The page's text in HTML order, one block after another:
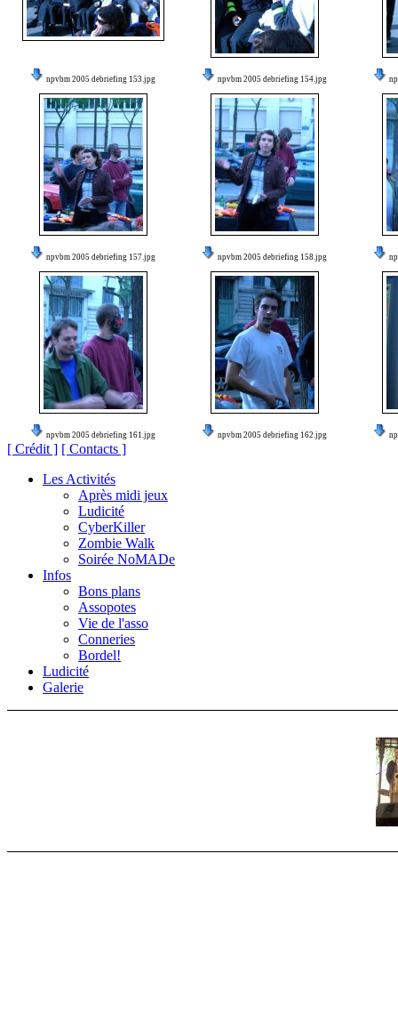
npvbm 2005 debriefing 153.jpg npvbm 2005 debriefing 154.jpg
npvbm 2005 debriefing 157.jpg npvbm 2005 debriefing 158.jpg
npvbm 2005 debriefing 161.jpg npvbm 2005 debriefing 162.jpg
[ Crédit ] [ Contacts ]
Les Activités
Après midi jeux
Ludicité
CyberKiller
Zombie Walk
Soirée NoMADe
Infos
Bons plans
Assopotes
Vie de l'asso
Conneries
Bordel!
Ludicité
Galerie